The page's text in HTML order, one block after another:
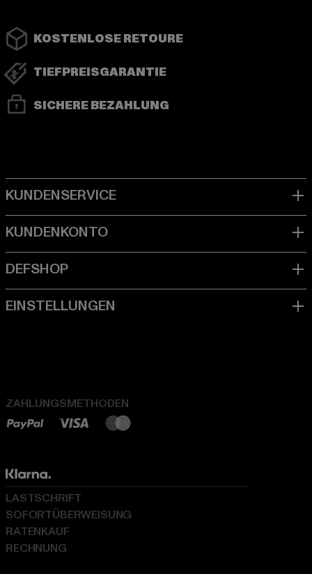
KOSTENLOSE RETOURE
TIEFPREISGARANTIE
SICHERE BEZAHLUNG
ZAHLUNGSMETHODEN
LASTSCHRIFT
SOFORTÜBERWEISUNG
RATENKAUF
RECHNUNG